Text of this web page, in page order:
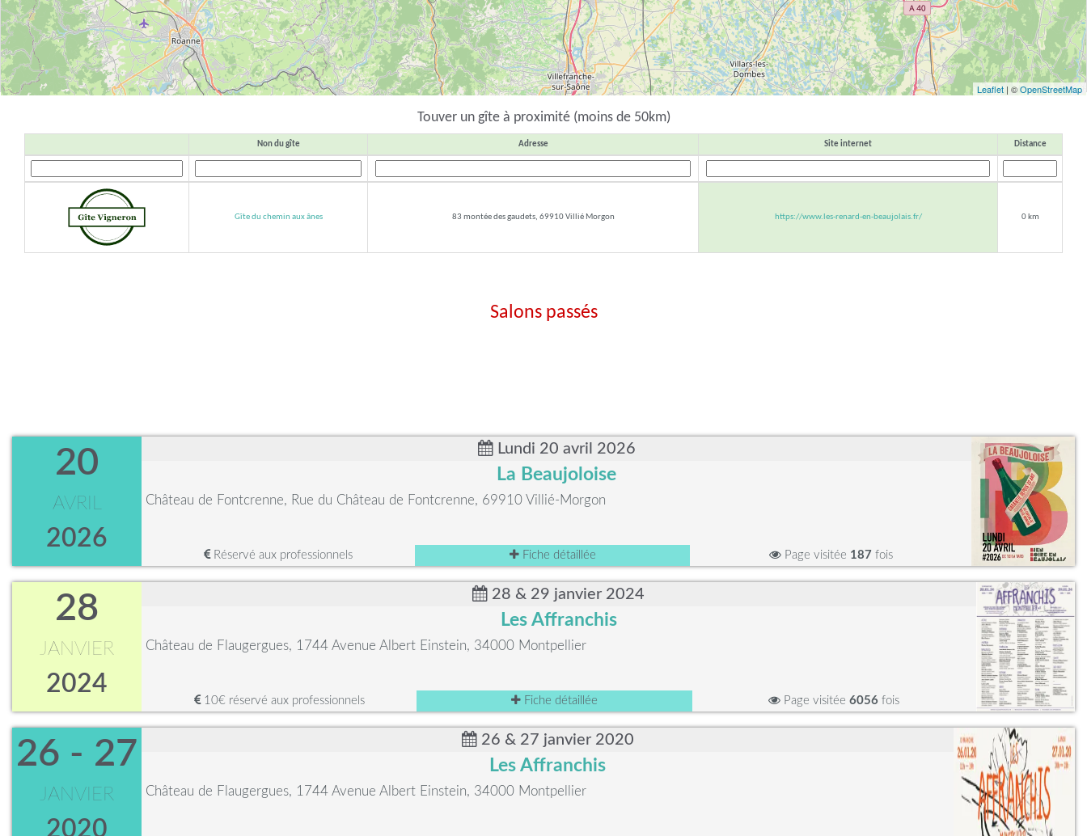
Leaflet | ©OpenStreetMap
Touver un gîte à proximité (moins de 50km)
Non du gîte Adresse Site internet Distance
Gîte du chemin aux ânes 83 montée des gaudets, 69910 Villié Morgon https://www.les-renard-en-beaujolais.fr/ 0 km
Salons passés
20
AVRIL
2026
Lundi 20 avril 2026
La Beaujoloise
Château de Fontcrenne, Rue du Château de Fontcrenne, 69910 Villié-Morgon
Réservé aux professionnels Fiche détaillée Page visitée 187 fois
28
JANVIER
2024
28 & 29 janvier 2024
Les Affranchis
Château de Flaugergues, 1744 Avenue Albert Einstein, 34000 Montpellier
10€ réservé aux professionnels Fiche détaillée Page visitée 6056 fois
26 - 27
JANVIER
2020
26 & 27 janvier 2020
Les Affranchis
Château de Flaugergues, 1744 Avenue Albert Einstein, 34000 Montpellier